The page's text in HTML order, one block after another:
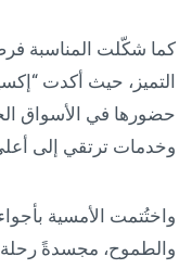
كما شكّلت المناسبة
التميز، حيث أكدت
حضورها في الأسواق
وخدمات ترتقي إلى أعلى
واختُتمت الأمسية